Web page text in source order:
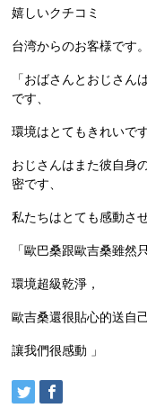
嬉しいクチコミ
台湾からのお客様です。
「おばさんとおじさん
です、
環境はとてもきれいです
おじさんはまた彼自身
密です、
私たちはとても感動さ
「歐巴桑跟歐吉桑雖然
環境超級乾淨，
歐吉桑還很貼心的送自
讓我們很感動 」